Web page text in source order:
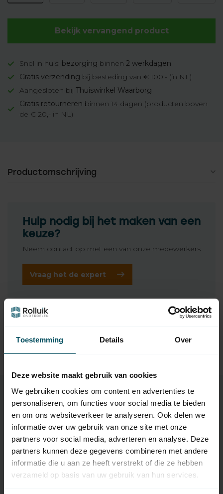
Toestemming Details Over
Deze website maakt gebruik van cookies
We gebruiken cookies om content en advertenties te
personaliseren, om functies voor social media te bieden
en om ons websiteverkeer te analyseren. Ook delen we
informatie over uw gebruik van onze site met onze
partners voor social media, adverteren en analyse. Deze
partners kunnen deze gegevens combineren met andere
informatie die u aan ze heeft verstrekt of die ze hebben
verzameld op basis van uw gebruik van hun services.
Bekijk vervangend product
Snel in huis: bezorging binnen 2 werkdagen
Gratis verzending bij besteding van € 100,- (in NL)
Aangesloten bij Thuiswinkel Waarborg
Gratis retourneren binnen 14 dagen (producten boven
de € 20,- in NL)
Productomschrijving
Hulp nodig bij het maken van een
keuze?
Neem contact op met een van onze medewerkers
Vraag het de expert
Gerelateerde producten
TypeError: Failed to fetch
Specificaties
SKU 31 121 0004